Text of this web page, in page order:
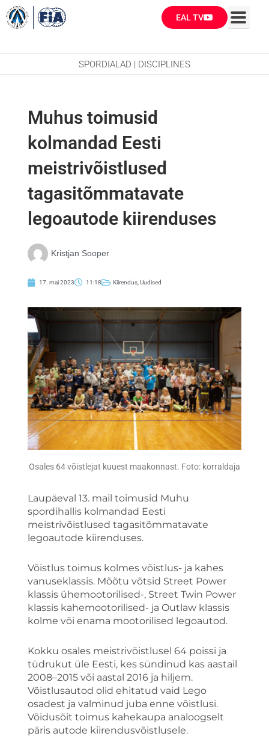
Skip
to
EAL TV
SPORDIALAD | DISCIPLINES
Muhus toimusid
kolmandad Eesti
meistrivõistlused
tagasitõmmatavate
legoautode kiirenduses
Kristjan Sooper
17. mai 2023 11:18 Kiirendus ,Uudised
Osales 64 võistlejat kuuest maakonnast. Foto: korraldaja
Laupäeval 13. mail toimusid Muhu
spordihallis kolmandad Eesti
meistrivõistlused tagasitõmmatavate
legoautode kiirenduses.
Võistlus toimus kolmes võistlus- ja kahes
vanuseklassis. Mõõtu võtsid Street Power
klassis ühemootorilised-, Street Twin Power
klassis kahemootorilised- ja Outlaw klassis
kolme või enama mootorilised legoautod.
Kokku osales meistrivõistlusel 64 poissi ja
tüdrukut üle Eesti, kes sündinud kas aastail
2008–2015 või aastal 2016 ja hiljem.
Võistlusautod olid ehitatud vaid Lego
osadest ja valminud juba enne võistlusi.
Võidusõit toimus kahekaupa analoogselt
päris autode kiirendusvõistlusele.